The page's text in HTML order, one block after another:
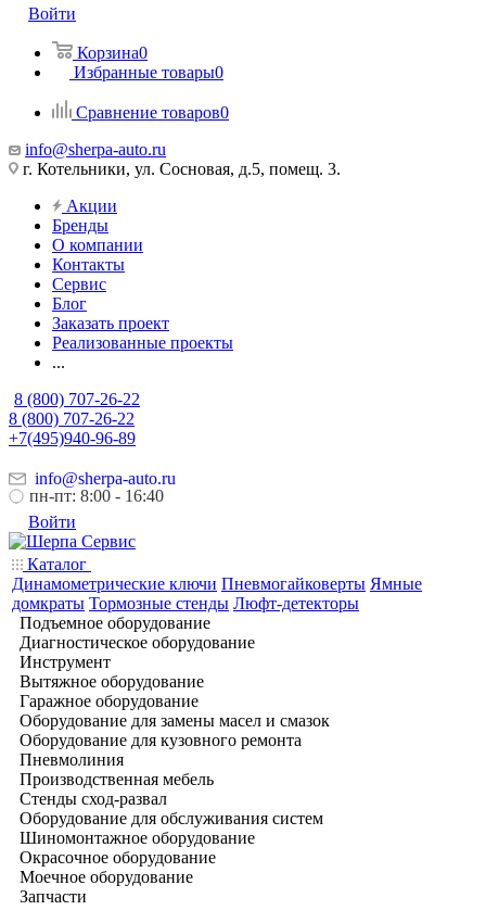
Войти
Корзина0
Избранные товары0
Сравнение товаров0
info@sherpa-auto.ru
г. Котельники, ул. Сосновая, д.5, помещ. 3.
Акции
Бренды
О компании
Контакты
Сервис
Блог
Заказать проект
Реализованные проекты
...
8 (800) 707-26-22
8 (800) 707-26-22
+7(495)940-96-89
info@sherpa-auto.ru
пн-пт: 8:00 - 16:40
Войти
Каталог
Динамометрические ключи Пневмогайковерты Ямные
домкраты Тормозные стенды Люфт-детекторы
Подъемное оборудование
Диагностическое оборудование
Инструмент
Вытяжное оборудование
Гаражное оборудование
Оборудование для замены масел и смазок
Оборудование для кузовного ремонта
Пневмолиния
Производственная мебель
Стенды сход-развал
Оборудование для обслуживания систем
Шиномонтажное оборудование
Окрасочное оборудование
Моечное оборудование
Запчасти